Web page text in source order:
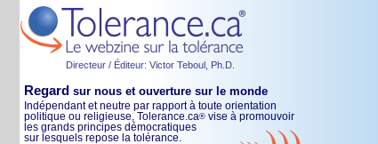
Directeur / Éditeur: Victor Teboul, Ph.D.
Regard sur nous et ouverture sur le monde
Indépendant et neutre par rapport à toute orientation
politique ou religieuse, Tolerance.ca® vise à promouvoir
les grands principes démocratiques
sur lesquels repose la tolérance.